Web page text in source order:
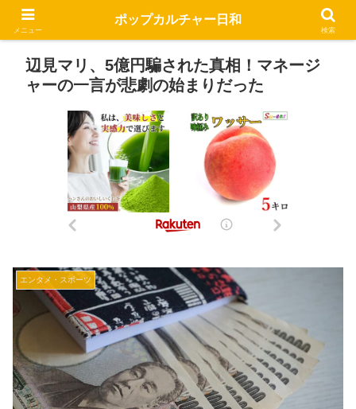
辺見マリ、5億円騙された真相！マネージ
ャーの一言が悲劇の始まりだった
エンタメ・スポーツ
メニュー
ポップカルチャー日和
検索